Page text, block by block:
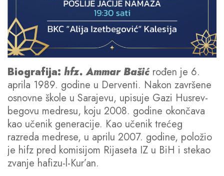
Biografija: hfz. Ammar Bašić rođen je 6.
aprila 1989. godine u Derventi. Nakon završene
osnovne škole u Sarajevu, upisuje Gazi Husrev-
begovu medresu, koju 2008. godine okončava
kao učenik generacije. Kao učenik trećeg
razreda medrese, u aprilu 2007. godine, položio
je hifz pred komisijom Rijaseta IZ u BiH i stekao
zvanje hafizu-l-Kur’an.